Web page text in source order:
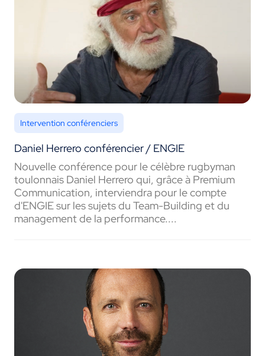
Intervention conférenciers
Daniel Herrero conférencier / ENGIE
Nouvelle conférence pour le célèbre rugbyman
toulonnais Daniel Herrero qui, grâce à Premium
Communication, interviendra pour le compte
d'ENGIE sur les sujets du Team-Building et du
management de la performance....